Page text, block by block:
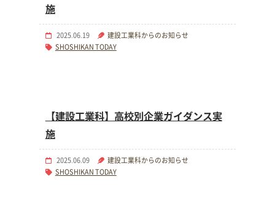
施
2025.06.19
建設工業科からのお知らせ
SHOSHIKAN TODAY
【建設工業科】高校別企業ガイダンス実
施
2025.06.09
建設工業科からのお知らせ
SHOSHIKAN TODAY